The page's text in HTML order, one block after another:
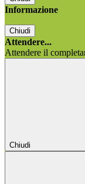
Informazione
Chiudi
Attendere...
Attendere il
Chiudi